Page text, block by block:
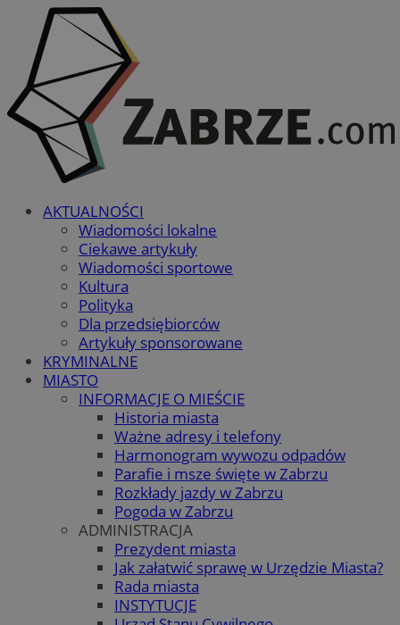
AKTUALNOŚCI
Wiadomości lokalne
Ciekawe artykuły
Wiadomości sportowe
Kultura
Polityka
Dla przedsiębiorców
Artykuły sponsorowane
KRYMINALNE
MIASTO
INFORMACJE O MIEŚCIE
Historia miasta
Ważne adresy i telefony
Harmonogram wywozu odpadów
Parafie i msze święte w Zabrzu
Rozkłady jazdy w Zabrzu
Pogoda w Zabrzu
ADMINISTRACJA
Prezydent miasta
Jak załatwić sprawę w Urzędzie Miasta?
Rada miasta
INSTYTUCJE